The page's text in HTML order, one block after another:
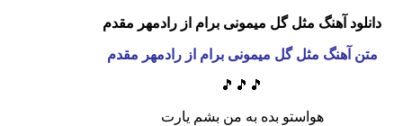
دانلود آهنگ مثل گل میمونی برام از رادمهر مقدم
متن آهنگ مثل گل میمونی برام از رادمهر مقدم
🎵🎵🎵
هواستو بده به من بشم یارت